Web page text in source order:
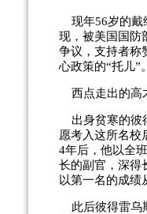
现年56岁的戴
现，被美国国防
争议，支持者称
心政策的“托儿”。
西点走出的高
出身贫寒的彼
愿考入这所名校
4年后，他以全
长的副官，深得
以第一名的成绩
此后彼得雷乌